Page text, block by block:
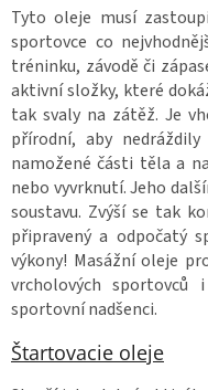
Tyto oleje musí
sportovce co
tréninku, závodě či
aktivní složky, které
tak svaly na zátěž. Je
přírodní, aby
namožené části těla a
nebo vyvrknutí. Jeho
soustavu. Zvýší se tak
připravený a odpočatý
výkony! Masážní oleje
vrcholových
sportovní nadšenci.
Štartovacie oleje